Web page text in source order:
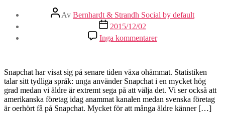
Inläggsförfattare
Av Bernhardt & Strandh Social by default
Inläggsdatum
2015/12/02
Inga kommentarertill
Snapchat
Jodå.
Snapchat har visat sig på senare tiden växa ohämmat. Statistiken
talar sitt tydliga språk: unga använder Snapchat i en mycket hög
grad medan vi äldre är extremt sega på att välja det. Vi ser också att
amerikanska företag idag anammat kanalen medan svenska företag
är oerhört få på Snapchat. Mycket för att många äldre känner […]